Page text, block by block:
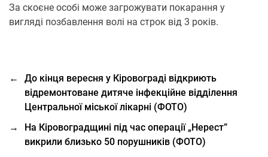
За скоєне особі може загрожувати покарання у
вигляді позбавлення волі на строк від 3 років.
←
До кінця вересня у Кіровограді відкриють
відремонтоване дитяче інфекційне відділення
Центральної міської лікарні (ФОТО)
→
На Кіровоградщині під час операції „Нерест”
викрили близько 50 порушників (ФОТО)